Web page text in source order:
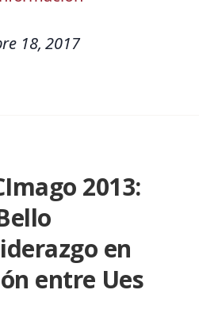
18, 2017
2013:
en
entre Ues